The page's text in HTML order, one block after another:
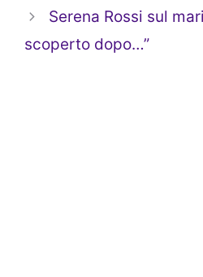
Serena Rossi sul
scoperto dopo…”